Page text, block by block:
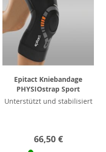
Epitact Kniebandage
PHYSIOstrap Sport
Unterstützt und stabilisiert
66,50 €